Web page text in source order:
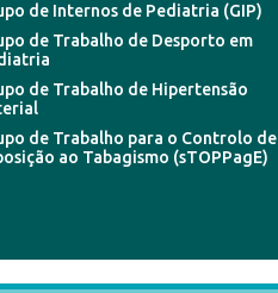
de Internos de Pediatria (GIP)
de Trabalho de Desporto em
de Trabalho de Hipertensão
de Trabalho para o Controlo de
ao Tabagismo (sTOPPagE)